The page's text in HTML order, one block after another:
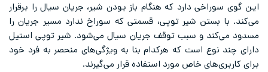
این گوی سوراخی دارد که هنگام باز بودن شیر، جریان سیال را برقرار
می‌کند. با بستن شیر توپی، قسمتی که سوراخ ندارد مسیر جریان را
مسدود می‌کند و سبب توقف جریان سیال می‌شود. شیر توپی استیل
دارای چند نوع است که هرکدام بنا به ویژگی‌های منحصر به فرد خود
برای کاربری‌های خاص مورد استفاده قرار می‌گیرند.